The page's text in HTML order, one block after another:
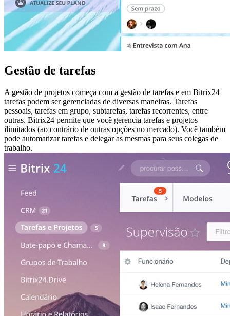
Gestão de tarefas
A gestão de projetos começa com a gestão de tarefas e em Bitrix24
tarefas podem ser gerenciadas de diversas maneiras. Tarefas
pessoais, tarefas em grupo, subtarefas, tarefas recorrentes, entre
outras. Bitrix24 permite que você gerencia tarefas e projetos
ilimitados (ao contrário de outras opções no mercado). Você também
pode automatizar tarefas e delegar as mesmas para seus colegas de
trabalho.